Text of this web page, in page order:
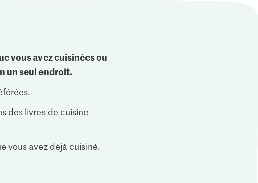
vous avez cuisinées ou
un seul endroit.
des livres de cuisine
vous avez déjà cuisiné.